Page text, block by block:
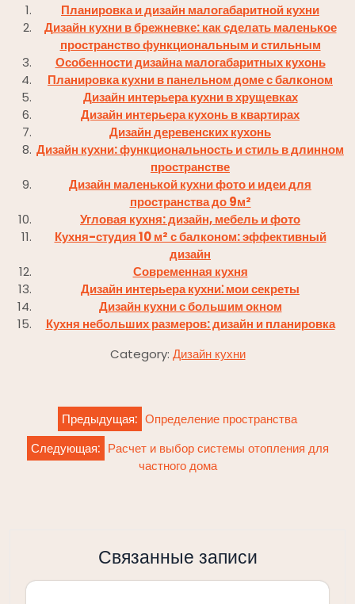
Планировка и дизайн малогабаритной кухни
Дизайн кухни в брежневке: как сделать маленькое
пространство функциональным и стильным
Особенности дизайна малогабаритных кухонь
Планировка кухни в панельном доме с балконом
Дизайн интерьера кухни в хрущевках
Дизайн интерьера кухонь в квартирах
Дизайн деревенских кухонь
Дизайн кухни: функциональность и стиль в длинном
пространстве
Дизайн маленькой кухни фото и идеи для
пространства до 9м²
Угловая кухня: дизайн, мебель и фото
Кухня-студия 10 м² с балконом: эффективный
дизайн
Современная кухня
Дизайн интерьера кухни⁚ мои секреты
Дизайн кухни с большим окном
Кухня небольших размеров: дизайн и планировка
Category: Дизайн кухни
Навигация
по
записям
Предыдущая: Определение пространства
Следующая: Расчет и выбор системы отопления для
частного дома
Связанные записи